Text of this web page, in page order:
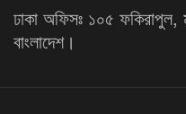
ঢাকা অফিসঃ ১০৫ ফকিরাপুল,
বাংলাদেশ।